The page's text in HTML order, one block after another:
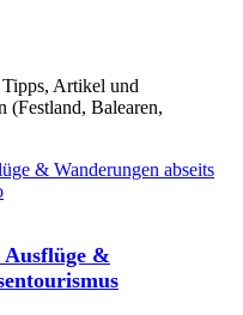
Artikel und
(Festland, Balearen,
&